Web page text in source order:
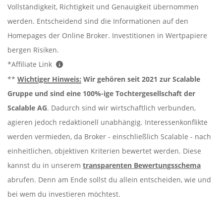
Vollständigkeit, Richtigkeit und Genauigkeit übernommen
werden. Entscheidend sind die Informationen auf den
Homepages der Online Broker. Investitionen in Wertpapiere
bergen Risiken.
*Affiliate Link
** Wichtiger Hinweis: Wir gehören seit 2021 zur Scalable
Gruppe und sind eine 100%-ige Tochtergesellschaft der
Scalable AG. Dadurch sind wir wirtschaftlich verbunden,
agieren jedoch redaktionell unabhängig. Interessenkonflikte
werden vermieden, da Broker - einschließlich Scalable - nach
einheitlichen, objektiven Kriterien bewertet werden. Diese
kannst du in unserem transparenten Bewertungsschema
abrufen. Denn am Ende sollst du allein entscheiden, wie und
bei wem du investieren möchtest.